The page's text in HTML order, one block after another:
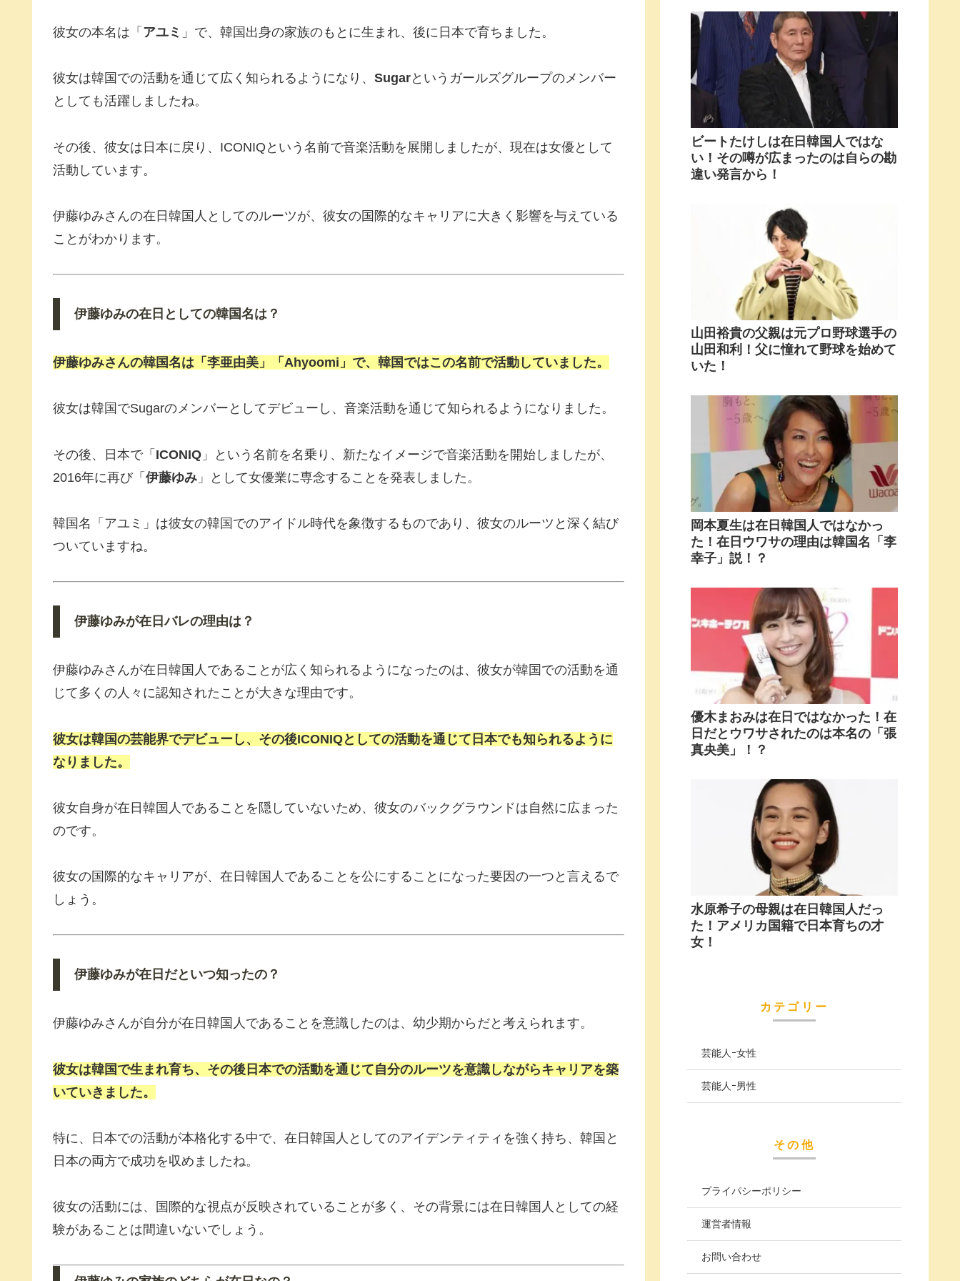
彼女の本名は「 アユミ 」で、韓国出身の家族のもとに生まれ、後に日本で育ちました。
彼女は韓国での活動を通じて広く知られるようになり、 Sugarというガールズグループのメンバー
としても活躍しましたね。
その後、彼女は日本に戻り、ICONIQという名前で音楽活動を展開しましたが、現在は女優として
活動しています。
伊藤ゆみさんの在日韓国人としてのルーツが、彼女の国際的なキャリアに大きく影響を与えている
ことがわかります。
伊藤ゆみの在日としての韓国名は？
伊藤ゆみさんの韓国名は「李亜由美」「Ahyoomi」で、韓国ではこの名前で活動していました。
彼女は韓国でSugarのメンバーとしてデビューし、音楽活動を通じて知られるようになりました。
その後、日本で「 ICONIQ 」という名前を名乗り、新たなイメージで音楽活動を開始しましたが、
2016年に再び「 伊藤ゆみ 」として女優業に専念することを発表しました。
韓国名「アユミ」は彼女の韓国でのアイドル時代を象徴するものであり、彼女のルーツと深く結び
ついていますね。
伊藤ゆみが在日バレの理由は？
伊藤ゆみさんが在日韓国人であることが広く知られるようになったのは、彼女が韓国での活動を通
じて多くの人々に認知されたことが大きな理由です。
彼女は韓国の芸能界でデビューし、その後ICONIQとしての活動を通じて日本でも知られるように
なりました。
彼女自身が在日韓国人であることを隠していないため、彼女のバックグラウンドは自然に広まった
のです。
彼女の国際的なキャリアが、在日韓国人であることを公にすることになった要因の一つと言えるで
しょう。
伊藤ゆみが在日だといつ知ったの？
伊藤ゆみさんが自分が在日韓国人であることを意識したのは、幼少期からだと考えられます。
彼女は韓国で生まれ育ち、その後日本での活動を通じて自分のルーツを意識しながらキャリアを築
いていきました。
特に、日本での活動が本格化する中で、在日韓国人としてのアイデンティティを強く持ち、韓国と
日本の両方で成功を収めましたね。
彼女の活動には、国際的な視点が反映されていることが多く、その背景には在日韓国人としての経
験があることは間違いないでしょう。
ビートたけしは在日韓国人ではな
い！その噂が広まったのは自らの勘
違い発言から！
山田裕貴の父親は元プロ野球選手の
山田和利！父に憧れて野球を始めて
いた！
岡本夏生は在日韓国人ではなかっ
た！在日ウワサの理由は韓国名「李
幸子」説！？
優木まおみは在日ではなかった！在
日だとウワサされたのは本名の「張
真央美」！？
水原希子の母親は在日韓国人だっ
た！アメリカ国籍で日本育ちの才
女！
カテゴリー
芸能人ｰ女性
芸能人ｰ男性
その他
プライパシーポリシー
運営者情報
お問い合わせ